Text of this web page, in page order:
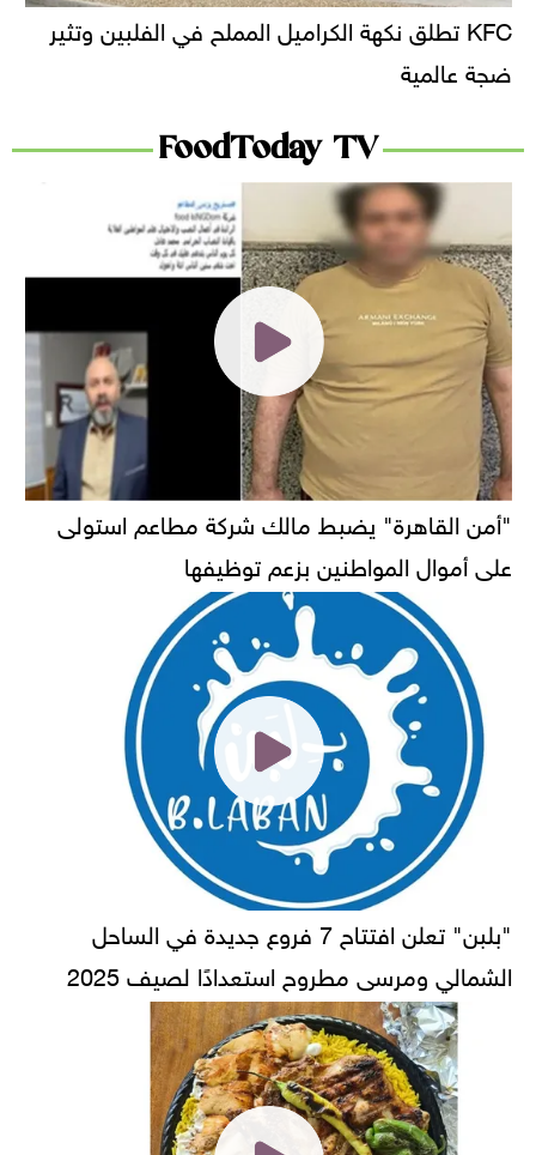
KFC تطلق نكهة الكراميل المملح في الفلبين وتثير
ضجة عالمية
FoodToday TV
"أمن القاهرة" يضبط مالك شركة مطاعم استولى
على أموال المواطنين بزعم توظيفها
"بلبن" تعلن افتتاح 7 فروع جديدة في الساحل
الشمالي ومرسى مطروح استعدادًا لصيف 2025